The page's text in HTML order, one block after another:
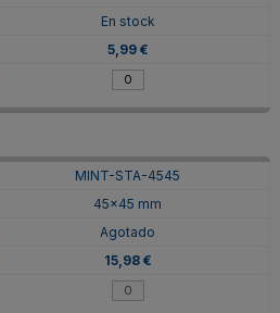
En stock
5,99 €
MINT-STA-4545
45x45 mm
Agotado
15,98 €